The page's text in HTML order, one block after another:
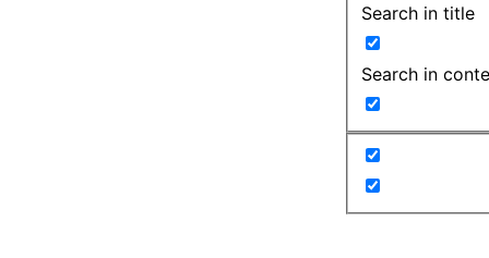
Search in title
Search in